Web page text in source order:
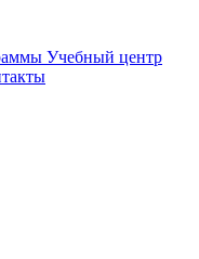
Учебный центр